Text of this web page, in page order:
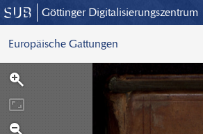
Göttinger Digitalisierungszentrum
Europäische Gattungen